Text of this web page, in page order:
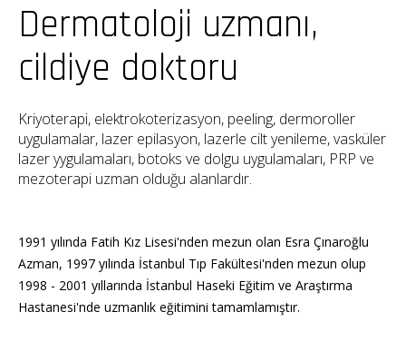
Dermatoloji uzmanı,
cildiye doktoru
Kriyoterapi, elektrokoterizasyon, peeling, dermoroller
uygulamalar, lazer epilasyon, lazerle cilt yenileme, vasküler
lazer yygulamaları, botoks ve dolgu uygulamaları, PRP ve
mezoterapi uzman olduğu alanlardır.
1991 yılında Fatih Kız Lisesi'nden mezun olan Esra Çınaroğlu
Azman, 1997 yılında İstanbul Tıp Fakültesi'nden mezun olup
1998 - 2001 yıllarında İstanbul Haseki Eğitim ve Araştırma
Hastanesi'nde uzmanlık eğitimini tamamlamıştır.